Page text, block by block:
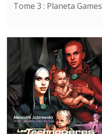
Tome 3 : Planeta Games